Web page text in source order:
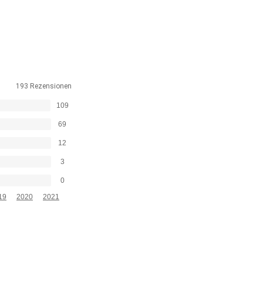
193 Rezensionen
109
69
12
3
0
2020 2021